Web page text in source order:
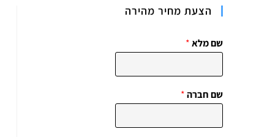
הצעת מחיר מהירה
שם מלא*
שם חברה*